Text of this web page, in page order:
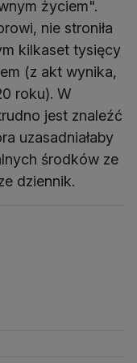
życiem".
nie stroniła
kilkaset tysięcy
(z akt wynika,
roku). W
jest znaleźć
uzasadniałaby
środków ze
dziennik.